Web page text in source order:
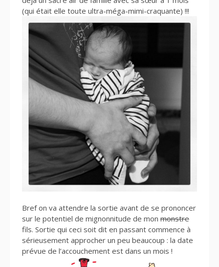
(qui était elle toute ultra-méga-mimi-craquante) !!!
Bref on va attendre la sortie avant de se prononcer
sur le potentiel de mignonnitude de mon monstre
fils. Sortie qui ceci soit dit en passant commence à
sérieusement approcher un peu beaucoup : la date
prévue de l’accouchement est dans un mois !